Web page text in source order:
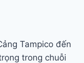
Tampico đến
trong chuỗi